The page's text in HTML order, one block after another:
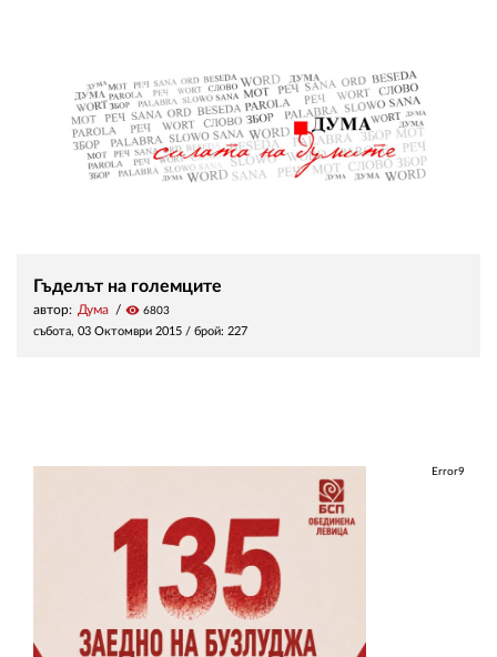
Гъделът на големците
автор: Дума visibility 6803
събота, 03 Октомври 2015 / брой: 227
Error9